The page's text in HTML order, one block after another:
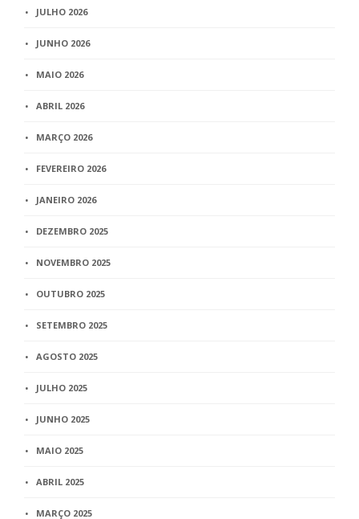
JULHO 2026
JUNHO 2026
MAIO 2026
ABRIL 2026
MARÇO 2026
FEVEREIRO 2026
JANEIRO 2026
DEZEMBRO 2025
NOVEMBRO 2025
OUTUBRO 2025
SETEMBRO 2025
AGOSTO 2025
JULHO 2025
JUNHO 2025
MAIO 2025
ABRIL 2025
MARÇO 2025